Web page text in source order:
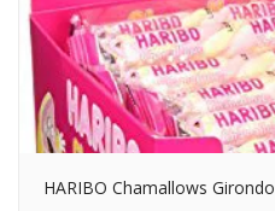
HARIBO Chamallows Girondo